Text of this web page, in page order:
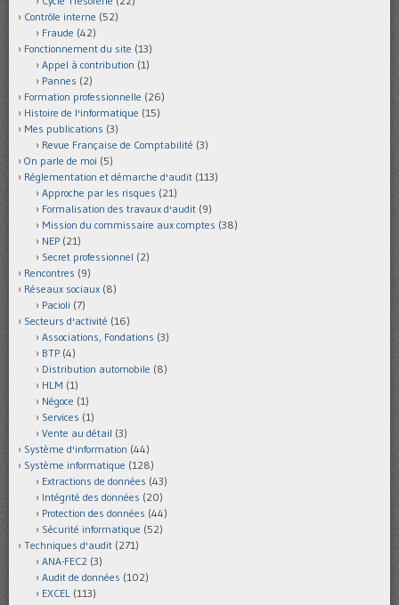
Contrôle interne (52)
Fraude (42)
Fonctionnement du site (13)
Appel à contribution (1)
Pannes (2)
Formation professionnelle (26)
Histoire de l'informatique (15)
Mes publications (3)
Revue Française de Comptabilité (3)
On parle de moi (5)
Réglementation et démarche d'audit (113)
Approche par les risques (21)
Formalisation des travaux d'audit (9)
Mission du commissaire aux comptes (38)
NEP (21)
Secret professionnel (2)
Rencontres (9)
Réseaux sociaux (8)
Pacioli (7)
Secteurs d'activité (16)
Associations, Fondations (3)
BTP (4)
Distribution automobile (8)
HLM (1)
Négoce (1)
Services (1)
Vente au détail (3)
Système d'information (44)
Système informatique (128)
Extractions de données (43)
Intégrité des données (20)
Protection des données (44)
Sécurité informatique (52)
Techniques d'audit (271)
ANA-FEC2 (3)
Audit de données (102)
EXCEL (113)